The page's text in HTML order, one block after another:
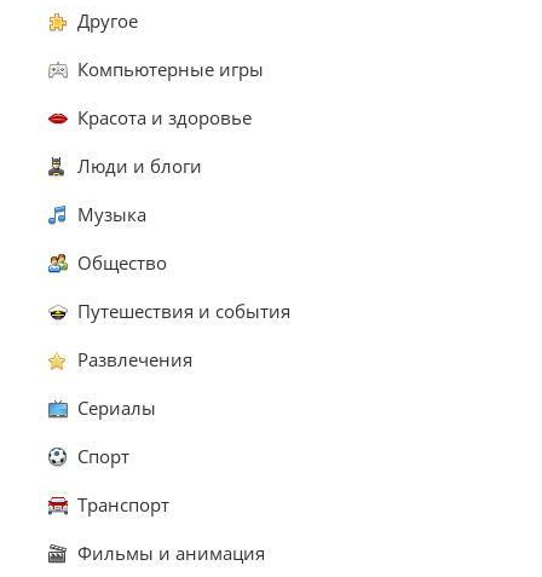
Другое
Компьютерные игры
Красота и здоровье
Люди и блоги
Музыка
Общество
Путешествия и события
Развлечения
Сериалы
Спорт
Транспорт
Фильмы и анимация